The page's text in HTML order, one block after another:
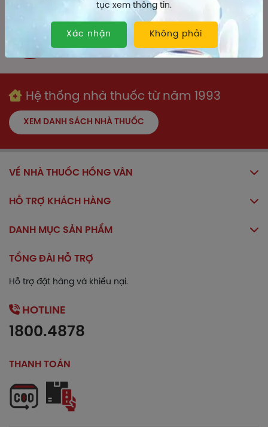
tục xem thông tin.
Xác nhận Không phải
CHÍNH SÁCH ĐỔI TRẢ
Uy tín vững chắc, là nền tảng cho sự tin cậy
Hệ thống nhà thuốc từ năm 1993
XEM DANH SÁCH NHÀ THUỐC
VỀ NHÀ THUỐC HỒNG VÂN
HỖ TRỢ KHÁCH HÀNG
DANH MỤC SẢN PHẨM
TỔNG ĐÀI HỖ TRỢ
Hỗ trợ đặt hàng và khiếu nại.
HOTLINE
1800.4878
THANH TOÁN